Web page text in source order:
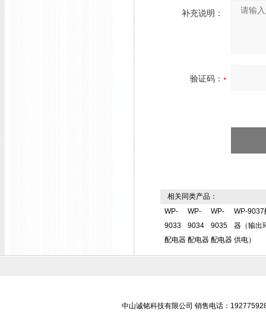
补充说明：
验证码：
相关同类产品：
WP-
9033
配电器
WP-
9034
配电器
WP-
9035
配电器
WP-9037
器（输出
供电）
中山诚铭科技有限公司 销售电话：